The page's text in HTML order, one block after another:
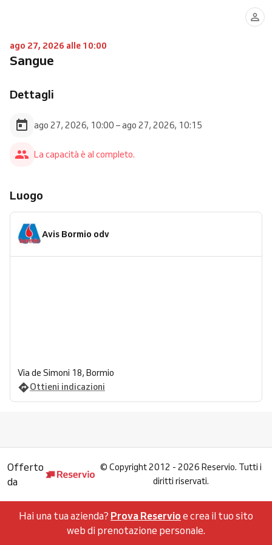
ago 27, 2026 alle 10:00
Sangue
Dettagli
ago 27, 2026, 10:00 – ago 27, 2026, 10:15
La capacità è al completo.
Luogo
Avis Bormio odv
Via de Simoni 18, Bormio
Ottieni indicazioni
Offerto
da
© Copyright 2012 - 2026 Reservio. Tutti i
diritti riservati.
Hai una tua azienda? Prova Reservio e crea il tuo sito
web di prenotazione personale.